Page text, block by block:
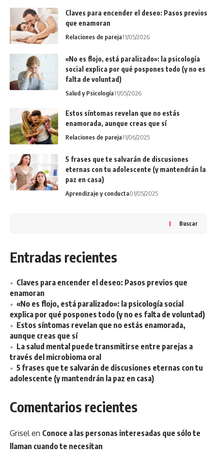
Claves para encender el deseo: Pasos previos
que enamoran
Relaciones de pareja11/05/2026
«No es flojo, está paralizado»: la psicología
social explica por qué pospones todo (y no es
falta de voluntad)
Salud y Psicología11/05/2026
Estos síntomas revelan que no estás
enamorada, aunque creas que sí
Relaciones de pareja11/06/2025
5 frases que te salvarán de discusiones
eternas con tu adolescente (y mantendrán la
paz en casa)
Aprendizaje y conducta01/05/2025
Buscar
Entradas recientes
Claves para encender el deseo: Pasos previos que
enamoran
«No es flojo, está paralizado»: la psicología social
explica por qué pospones todo (y no es falta de voluntad)
Estos síntomas revelan que no estás enamorada,
aunque creas que sí
La salud mental puede transmitirse entre parejas a
través del microbioma oral
5 frases que te salvarán de discusiones eternas con tu
adolescente (y mantendrán la paz en casa)
Comentarios recientes
Griselen Conoce a las personas interesadas que sólo te
llaman cuando te necesitan